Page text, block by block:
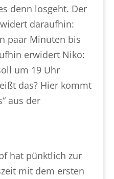
denn losgeht. Der
daraufhin:
paar Minuten bis
erwidert Niko:
um 19 Uhr
das? Hier kommt
aus der
hat pünktlich zur
mit dem ersten